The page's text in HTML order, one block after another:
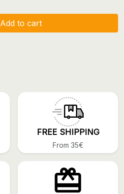
Add to cart
FREE SHIPPING
From 35€